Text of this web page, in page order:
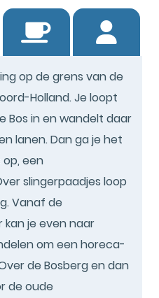
op de grens van de
Holland. Je loopt
Bos in en wandelt daar
lanen. Dan ga je het
een
slingerpaadjes loop
Vanaf de
kan je even naar
om een horeca-
de Bosberg en dan
de oude